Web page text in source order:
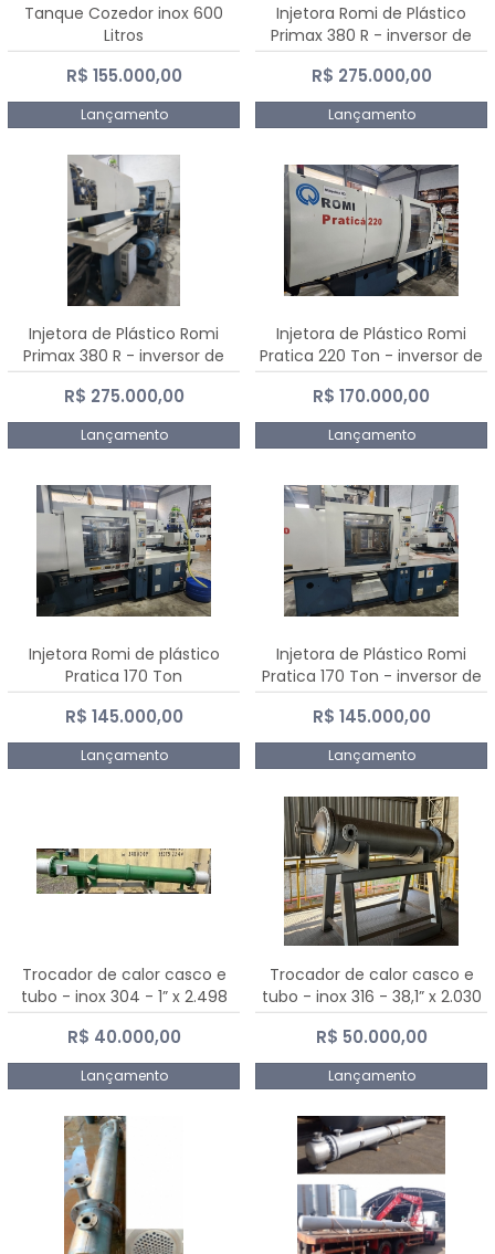
Tanque Cozedor inox 600
Litros
R$ 155.000,00
Lançamento
Injetora Romi de Plástico
Primax 380 R - inversor de
frequência NR 12 - 2008
R$ 275.000,00
Lançamento
Injetora de Plástico Romi
Primax 380 R - inversor de
frequência NR 12
R$ 275.000,00
Lançamento
Injetora de Plástico Romi
Pratica 220 Ton - inversor de
frequência NR 12
R$ 170.000,00
Lançamento
Injetora Romi de plástico
Pratica 170 Ton
R$ 145.000,00
Lançamento
Injetora de Plástico Romi
Pratica 170 Ton - inversor de
frequência NR 12
R$ 145.000,00
Lançamento
Trocador de calor casco e
tubo - inox 304 - 1” x 2.498
mm
R$ 40.000,00
Lançamento
Trocador de calor casco e
tubo - inox 316 - 38,1” x 2.030
mm
R$ 50.000,00
Lançamento